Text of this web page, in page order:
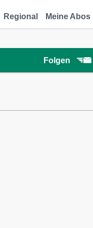
Regional Meine Abos
Folgen